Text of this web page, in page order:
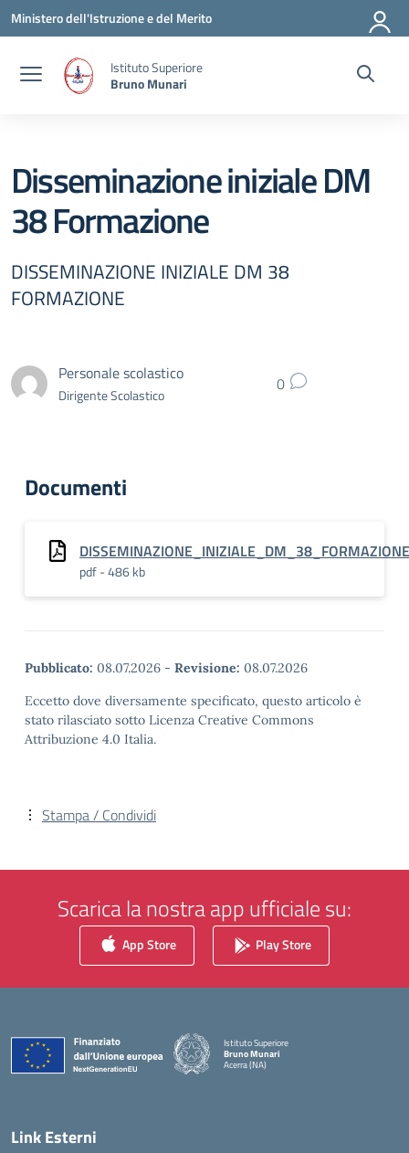
Vai ai contenuti
Vai al menu di navigazione
Vai al footer
Ministero dell'Istruzione e del Merito
Istituto Superiore
Bruno Munari
Disseminazione iniziale DM
38 Formazione
DISSEMINAZIONE INIZIALE DM 38
FORMAZIONE
Personale scolastico
Dirigente Scolastico 0
Documenti
pdf - 486 kb
Pubblicato: 08.07.2026 - Revisione: 08.07.2026
Eccetto dove diversamente specificato, questo articolo è
stato rilasciato sotto Licenza Creative Commons
Attribuzione 4.0 Italia.
Stampa / Condividi
Scarica la nostra app ufficiale su:
App Store Play Store
Istituto Superiore
Bruno Munari
Acerra (NA)
Link Esterni